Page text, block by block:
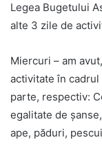
Legea Bugetului
alte 3 zile de
Miercuri – am
activitate în
parte, respectiv:
egalitate de
ape, păduri,